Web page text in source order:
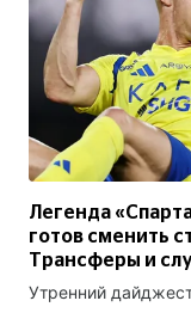
Легенда
готов сменить
Трансферы и
Утренний